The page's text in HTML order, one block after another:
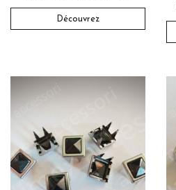
Découvrez